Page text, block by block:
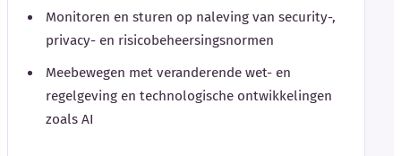
Monitoren en sturen op naleving van security-,
privacy- en risicobeheersingsnormen
Meebewegen met veranderende wet- en
regelgeving en technologische ontwikkelingen
zoals AI